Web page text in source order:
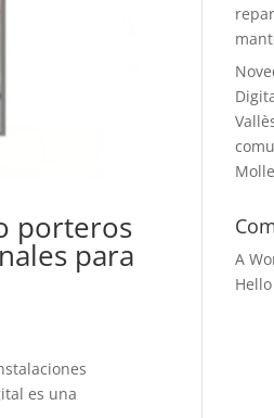
porteros
para
es una
A